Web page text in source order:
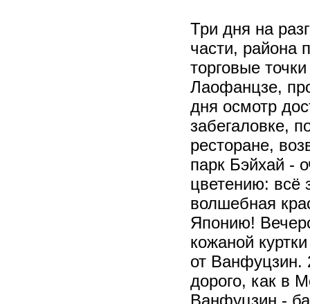
Три дня на
части, района
торговые
Лаофанцзе,
дня осмотр
забегаловке,
ресторане,
парк Бэйхай -
цветению: всё
волшебная
Японию!
кожаной
от Ванфуцзин.
дорого, как в
Ванфуцзин -